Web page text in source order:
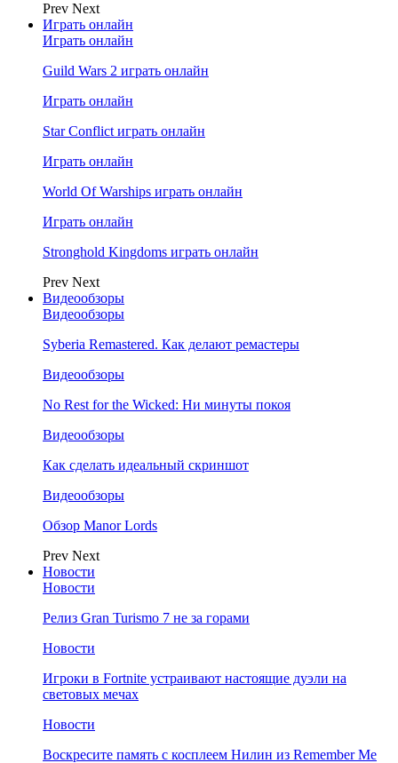
Prev Next
Играть онлайн
Играть онлайн
Guild Wars 2 играть онлайн
Играть онлайн
Star Conflict играть онлайн
Играть онлайн
World Of Warships играть онлайн
Играть онлайн
Stronghold Kingdoms играть онлайн
Prev Next
Видеообзоры
Видеообзоры
Syberia Remastered. Как делают ремастеры
Видеообзоры
No Rest for the Wicked: Ни минуты покоя
Видеообзоры
Как сделать идеальный скриншот
Видеообзоры
Обзор Manor Lords
Prev Next
Новости
Новости
Релиз Gran Turismo 7 не за горами
Новости
Игроки в Fortnite устраивают настоящие дуэли на
световых мечах
Новости
Воскресите память с косплеем Нилин из Remember Me